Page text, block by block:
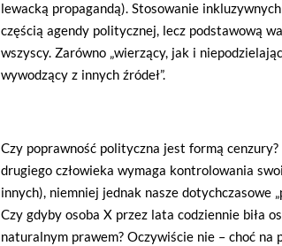
lewacką propagandą). Stosowanie
częścią agendy politycznej, lecz podstawową
wszyscy. Zarówno „wierzący, jak i
wywodzący z innych źródeł”.
Czy poprawność polityczna jest formą cenzury?
drugiego człowieka wymaga kontrolowania
innych), niemniej jednak nasze dotychczasowe
Czy gdyby osoba X przez lata codziennie biła
naturalnym prawem? Oczywiście nie – choć